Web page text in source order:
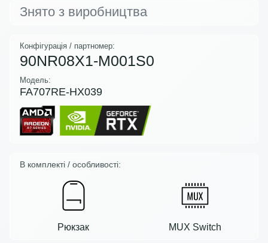
Знято з виробництва
Конфігурація / партномер:
90NR08X1-M001S0
Модель:
FA707RE-HX039
В комплекті / особливості:
Рюкзак MUX Switch